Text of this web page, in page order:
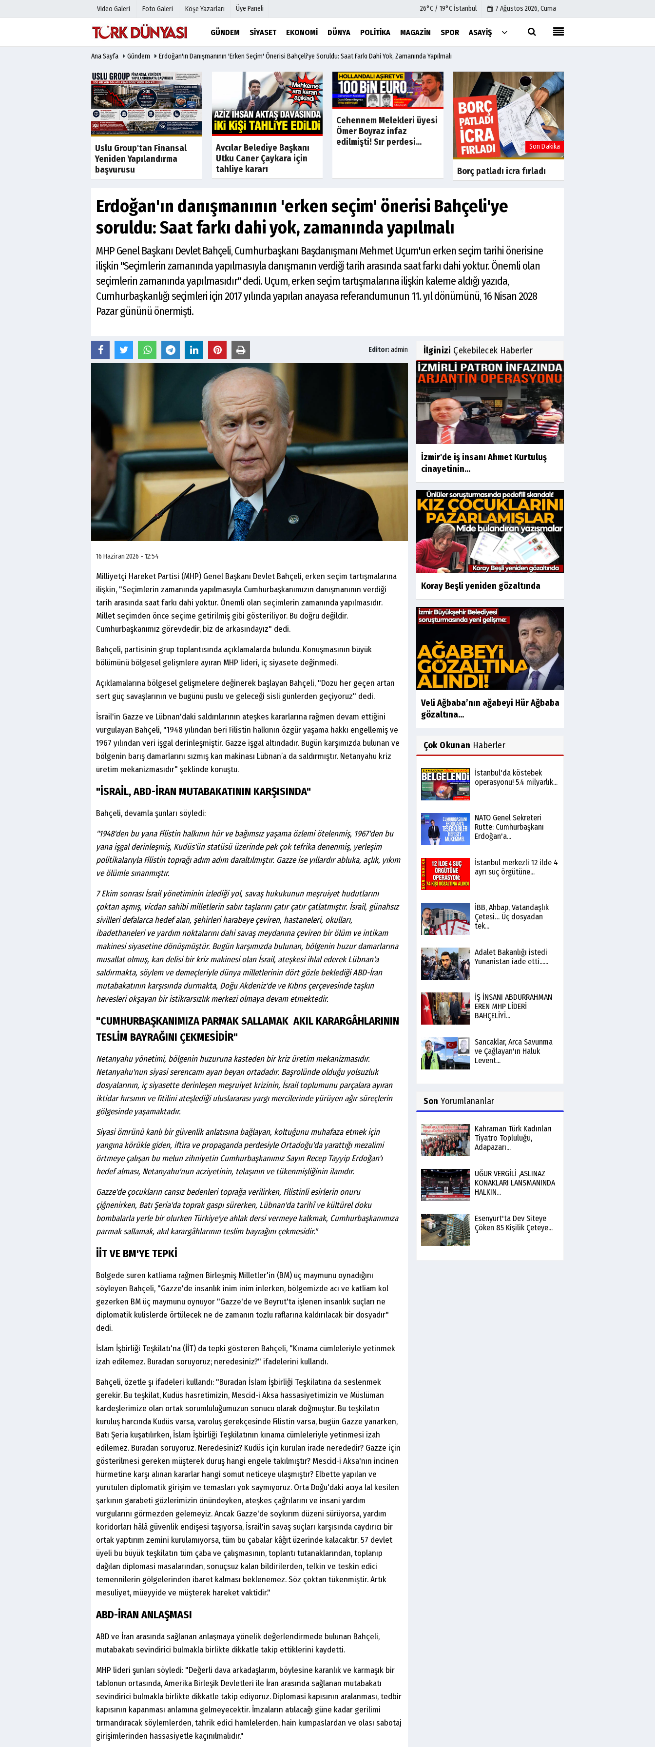
Video Galeri Foto Galeri Köşe Yazarları Üye Paneli 26°C / 19°C İstanbul 7 Ağustos 2026, Cuma
GÜNDEM SIYASET EKONOMI DÜNYA POLITIKA MAGAZIN SPOR ASAYIŞ
Hava Durumu
Gazete Manşetleri
Anketler
Biyografiler
Köşe Yazarları
Video Galeri
Foto Galeri
Etkinlikler
İletişim
Çerez Politikası
Gizlilik İlkeleri
Ana Sayfa Gündem Erdoğan'ın Danışmanının 'erken Seçim' Önerisi Bahçeli'ye Soruldu: Saat Farkı Dahi Yok, Zamanında Yapılmalı
Son Dakika
Uslu Group'tan Finansal
Yeniden Yapılandırma
başvurusu
Son Dakika
Avcılar Belediye Başkanı
Utku Caner Çaykara için
tahliye kararı
Son Dakika
Cehennem Melekleri üyesi
Ömer Boyraz infaz
edilmişti! Sır perdesi...
Son Dakika
Borç patladı icra fırladı
Erdoğan'ın danışmanının 'erken seçim' önerisi Bahçeli'ye
soruldu: Saat farkı dahi yok, zamanında yapılmalı
MHP Genel Başkanı Devlet Bahçeli, Cumhurbaşkanı Başdanışmanı Mehmet Uçum'un erken seçim tarihi önerisine
ilişkin "Seçimlerin zamanında yapılmasıyla danışmanın verdiği tarih arasında saat farkı dahi yoktur. Önemli olan
seçimlerin zamanında yapılmasıdır" dedi. Uçum, erken seçim tartışmalarına ilişkin kaleme aldığı yazıda,
Cumhurbaşkanlığı seçimleri için 2017 yılında yapılan anayasa referandumunun 11. yıl dönümünü, 16 Nisan 2028
Pazar gününü önermişti.
Editor:admin
16 Haziran 2026 - 12:54
Milliyetçi Hareket Partisi (MHP) Genel Başkanı Devlet Bahçeli, erken seçim tartışmalarına
ilişkin, "Seçimlerin zamanında yapılmasıyla Cumhurbaşkanımızın danışmanının verdiği
tarih arasında saat farkı dahi yoktur. Önemli olan seçimlerin zamanında yapılmasıdır.
Millet seçimden önce seçime getirilmiş gibi gösteriliyor. Bu doğru değildir.
Cumhurbaşkanımız görevdedir, biz de arkasındayız" dedi.
Bahçeli, partisinin grup toplantısında açıklamalarda bulundu. Konuşmasının büyük
bölümünü bölgesel gelişmlere ayıran MHP lideri, iç siyasete değinmedi.
Açıklamalarına bölgesel gelişmelere değinerek başlayan Bahçeli, "Dozu her geçen artan
sert güç savaşlarının ve bugünü puslu ve geleceği sisli günlerden geçiyoruz" dedi.
İsrail'in Gazze ve Lübnan'daki saldırılarının ateşkes kararlarına rağmen devam ettiğini
vurgulayan Bahçeli, "1948 yılından beri Filistin halkının özgür yaşama hakkı engellemiş ve
1967 yılından veri işgal derinleşmiştir. Gazze işgal altındadır. Bugün karşımızda bulunan ve
bölgenin barış damarlarını sızmış kan makinası Lübnan’a da saldırmıştır. Netanyahu kriz
üretim mekanizmasıdır" şeklinde konuştu.
"İSRAİL, ABD-İRAN MUTABAKATININ KARŞISINDA"
Bahçeli, devamla şunları söyledi:
"1948'den bu yana Filistin halkının hür ve bağımsız yaşama özlemi ötelenmiş, 1967'den bu
yana işgal derinleşmiş, Kudüs'ün statüsü üzerinde pek çok tefrika denenmiş, yerleşim
politikalarıyla Filistin toprağı adım adım daraltılmıştır. Gazze ise yıllardır abluka, açlık, yıkım
ve ölümle sınanmıştır.
7 Ekim sonrası İsrail yönetiminin izlediği yol, savaş hukukunun meşruiyet hudutlarını
çoktan aşmış, vicdan sahibi milletlerin sabır taşlarını çatır çatır çatlatmıştır. İsrail, günahsız
sivilleri defalarca hedef alan, şehirleri harabeye çeviren, hastaneleri, okulları,
ibadethaneleri ve yardım noktalarını dahi savaş meydanına çeviren bir ölüm ve intikam
makinesi siyasetine dönüşmüştür. Bugün karşımızda bulunan, bölgenin huzur damarlarına
musallat olmuş, kan delisi bir kriz makinesi olan İsrail, ateşkesi ihlal ederek Lübnan'a
saldırmakta, söylem ve demeçleriyle dünya milletlerinin dört gözle beklediği ABD-İran
mutabakatının karşısında durmakta, Doğu Akdeniz'de ve Kıbrıs çerçevesinde taşkın
hevesleri okşayan bir istikrarsızlık merkezi olmaya devam etmektedir.
"CUMHURBAŞKANIMIZA PARMAK SALLAMAK AKIL KARARGÂHLARININ
TESLİM BAYRAĞINI ÇEKMESİDİR"
Netanyahu yönetimi, bölgenin huzuruna kasteden bir kriz üretim mekanizmasıdır.
Netanyahu'nun siyasi serencamı ayan beyan ortadadır. Başrolünde olduğu yolsuzluk
dosyalarının, iç siyasette derinleşen meşruiyet krizinin, İsrail toplumunu parçalara ayıran
iktidar hırsının ve fitilini ateşlediği uluslararası yargı mercilerinde yürüyen ağır süreçlerin
gölgesinde yaşamaktadır.
Siyasi ömrünü kanlı bir güvenlik anlatısına bağlayan, koltuğunu muhafaza etmek için
yangına körükle giden, iftira ve propaganda perdesiyle Ortadoğu'da yarattığı mezalimi
örtmeye çalışan bu melun zihniyetin Cumhurbaşkanımız Sayın Recep Tayyip Erdoğan'ı
hedef alması, Netanyahu'nun acziyetinin, telaşının ve tükenmişliğinin ilanıdır.
Gazze'de çocukların cansız bedenleri toprağa verilirken, Filistinli esirlerin onuru
çiğnenirken, Batı Şeria'da toprak gaspı sürerken, Lübnan'da tarihî ve kültürel doku
bombalarla yerle bir olurken Türkiye'ye ahlak dersi vermeye kalkmak, Cumhurbaşkanımıza
parmak sallamak, akıl karargâhlarının teslim bayrağını çekmesidir."
İİT VE BM'YE TEPKİ
Bölgede süren katliama rağmen Birleşmiş Milletler'in (BM) üç maymunu oynadığını
söyleyen Bahçeli, "Gazze'de insanlık inim inim inlerken, bölgemizde acı ve katliam kol
gezerken BM üç maymunu oynuyor "Gazze'de ve Beyrut'ta işlenen insanlık suçları ne
diplomatik kulislerde örtülecek ne de zamanın tozlu raflarına kaldırılacak bir dosyadır"
dedi.
İslam İşbirliği Teşkilatı'na (İİT) da tepki gösteren Bahçeli, "Kınama cümleleriyle yetinmek
izah edilemez. Buradan soruyoruz; neredesiniz?" ifadelerini kullandı.
Bahçeli, özetle şı ifadeleri kullandı: "Buradan İslam İşbirliği Teşkilatına da seslenmek
gerekir. Bu teşkilat, Kudüs hasretimizin, Mescid-i Aksa hassasiyetimizin ve Müslüman
kardeşlerimize olan ortak sorumluluğumuzun sonucu olarak doğmuştur. Bu teşkilatın
kuruluş harcında Kudüs varsa, varoluş gerekçesinde Filistin varsa, bugün Gazze yanarken,
Batı Şeria kuşatılırken, İslam İşbirliği Teşkilatının kınama cümleleriyle yetinmesi izah
edilemez. Buradan soruyoruz. Neredesiniz? Kudüs için kurulan irade nerededir? Gazze için
gösterilmesi gereken müşterek duruş hangi engele takılmıştır? Mescid-i Aksa'nın incinen
hürmetine karşı alınan kararlar hangi somut neticeye ulaşmıştır? Elbette yapılan ve
yürütülen diplomatik girişim ve temasları yok saymıyoruz. Orta Doğu'daki acıya lal kesilen
şarkının garabeti gözlerimizin önündeyken, ateşkes çağrılarını ve insani yardım
vurgularını görmezden gelemeyiz. Ancak Gazze'de soykırım düzeni sürüyorsa, yardım
koridorları hâlâ güvenlik endişesi taşıyorsa, İsrail'in savaş suçları karşısında caydırıcı bir
ortak yaptırım zemini kurulamıyorsa, tüm bu çabalar kâğıt üzerinde kalacaktır. 57 devlet
üyeli bu büyük teşkilatın tüm çaba ve çalışmasının, toplantı tutanaklarından, toplanıp
dağılan diplomasi masalarından, sonuçsuz kalan bildirilerden, telkin ve teskin edici
temennilerin gölgelerinden ibaret kalması beklenemez. Söz çoktan tükenmiştir. Artık
mesuliyet, müeyyide ve müşterek hareket vaktidir."
ABD-İRAN ANLAŞMASI
ABD ve İran arasında sağlanan anlaşmaya yönelik değerlendirmede bulunan Bahçeli,
mutabakatı sevindirici bulmakla birlikte dikkatle takip ettiklerini kaydetti.
MHP lideri şunları söyledi: "Değerli dava arkadaşlarım, böylesine karanlık ve karmaşık bir
tablonun ortasında, Amerika Birleşik Devletleri ile İran arasında sağlanan mutabakatı
sevindirici bulmakla birlikte dikkatle takip ediyoruz. Diplomasi kapısının aralanması, tedbir
kapısının kapanması anlamına gelmeyecektir. İmzaların atılacağı güne kadar gerilimi
tırmandıracak söylemlerden, tahrik edici hamlelerden, hain kumpaslardan ve olası sabotaj
girişimlerinden hassasiyetle kaçınılmalıdır."
İlginizi Çekebilecek Haberler
İzmir'de iş insanı Ahmet Kurtuluş
cinayetinin...
Koray Beşli yeniden gözaltında
Veli Ağbaba’nın ağabeyi Hür Ağbaba
gözaltına...
Çok Okunan Haberler
İstanbul'da köstebek
operasyonu! 5.4 milyarlık...
NATO Genel Sekreteri
Rutte: Cumhurbaşkanı
Erdoğan'a...
İstanbul merkezli 12 ilde 4
ayrı suç örgütüne...
İBB, Ahbap, Vatandaşlık
Çetesi… Üç dosyadan
tek...
Adalet Bakanlığı istedi
Yunanistan iade etti......
İŞ İNSANI ABDURRAHMAN
EREN MHP LİDERİ
BAHÇELİYİ...
Sancaklar, Arca Savunma
ve Çağlayan'ın Haluk
Levent...
Son Yorumlananlar
Kahraman Türk Kadınları
Tiyatro Topluluğu,
Adapazarı...
UĞUR VERGİLİ ,ASLINAZ
KONAKLARI LANSMANINDA
HALKIN...
Esenyurt'ta Dev Siteye
Çöken 85 Kişilik Çeteye...